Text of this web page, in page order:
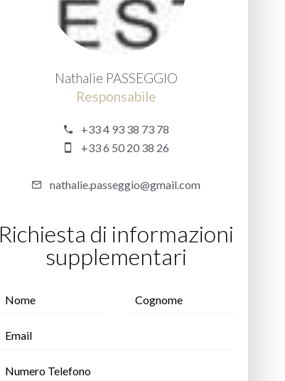
Nathalie PASSEGGIO
Responsabile
+33 4 93 38 73 78
+33 6 50 20 38 26
nathalie.passeggio@gmail.com
Richiesta di informazioni
supplementari